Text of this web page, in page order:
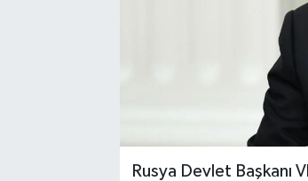
Rusya Devlet Başkanı